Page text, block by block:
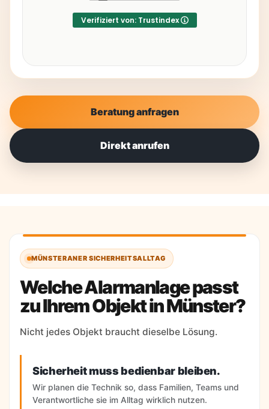
Verifiziert von: Trustindex
Beratung anfragen
Direkt anrufen
MÜNSTERANER SICHERHEITSALLTAG
Welche Alarmanlage passt
zu Ihrem Objekt in Münster?
Nicht jedes Objekt braucht dieselbe Lösung.
Sicherheit muss bedienbar bleiben.
Wir planen die Technik so, dass Familien, Teams und
Verantwortliche sie im Alltag wirklich nutzen.